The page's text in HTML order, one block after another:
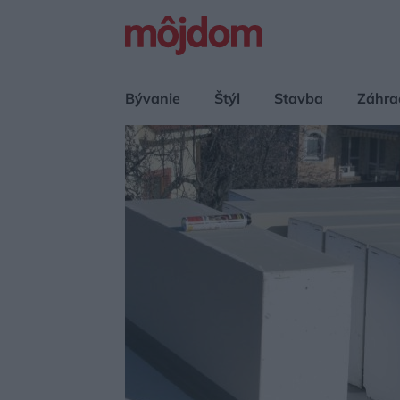
Bývanie Štýl Stavba